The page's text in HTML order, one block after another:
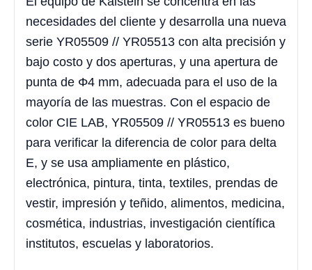
necesidades del cliente y desarrolla una nueva
serie YR05509 // YR05513 con alta precisión y
bajo costo y dos aperturas, y una apertura de
punta de Φ4 mm, adecuada para el uso de la
mayoría de las muestras. Con el espacio de
color CIE LAB, YR05509 // YR05513 es bueno
para verificar la diferencia de color para delta
E, y se usa ampliamente en plástico,
electrónica, pintura, tinta, textiles, prendas de
vestir, impresión y teñido, alimentos, medicina,
cosmética, industrias, investigación científica
institutos, escuelas y laboratorios.